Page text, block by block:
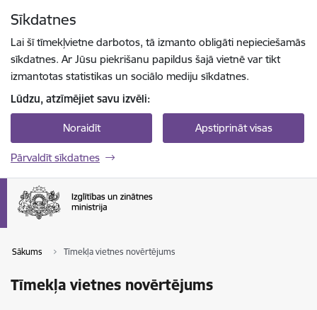
Sīkdatnes
Lai šī tīmekļvietne darbotos, tā izmanto obligāti nepieciešamās
sīkdatnes. Ar Jūsu piekrišanu papildus šajā vietnē var tikt
izmantotas statistikas un sociālo mediju sīkdatnes.
Lūdzu, atzīmējiet savu izvēli:
Noraidīt Apstiprināt visas
Pārvaldīt sīkdatnes
Sākums Tīmekļa vietnes novērtējums
Tīmekļa vietnes novērtējums